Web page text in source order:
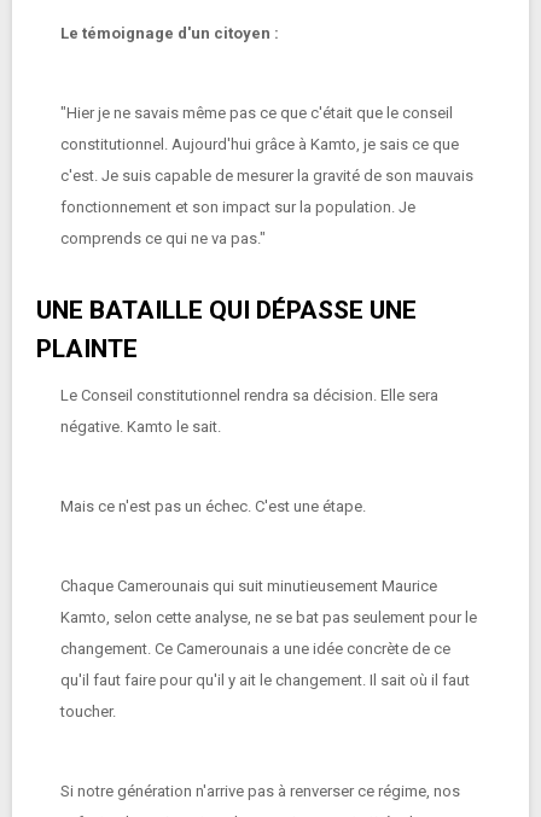
Le témoignage d'un citoyen :
"Hier je ne savais même pas ce que c'était que le conseil
constitutionnel. Aujourd'hui grâce à Kamto, je sais ce que
c'est. Je suis capable de mesurer la gravité de son mauvais
fonctionnement et son impact sur la population. Je
comprends ce qui ne va pas."
UNE BATAILLE QUI DÉPASSE UNE
PLAINTE
Le Conseil constitutionnel rendra sa décision. Elle sera
négative. Kamto le sait.
Mais ce n'est pas un échec. C'est une étape.
Chaque Camerounais qui suit minutieusement Maurice
Kamto, selon cette analyse, ne se bat pas seulement pour le
changement. Ce Camerounais a une idée concrète de ce
qu'il faut faire pour qu'il y ait le changement. Il sait où il faut
toucher.
Si notre génération n'arrive pas à renverser ce régime, nos